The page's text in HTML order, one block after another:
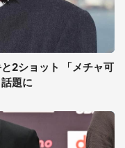
2ショット 「メチャ可
題に